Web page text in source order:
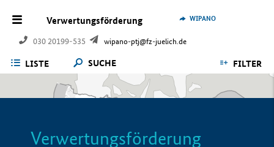
Verwertungsförderung
030 20199-535 wipano-ptj@fz-juelich.de
WIPANO
LISTE SUCHE FILTER
Verwertungsförderung